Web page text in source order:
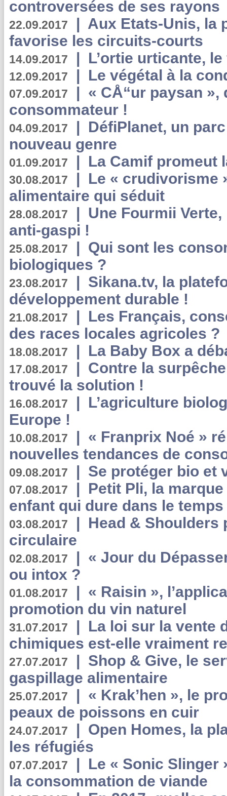
controversées de ses rayons
22.09.2017 | Aux Etats-Unis, la
favorise les circuits-courts
14.09.2017 | L’ortie urticante,
12.09.2017 | Le végétal à la
07.09.2017 | « CÅ“ur paysan
consommateur !
04.09.2017 | DéfiPlanet, un
nouveau genre
01.09.2017 | La Camif promeut
30.08.2017 | Le « crudivorisme
alimentaire qui séduit
28.08.2017 | Une Fourmii
anti-gaspi !
25.08.2017 | Qui sont les
biologiques ?
23.08.2017 | Sikana.tv, la
développement durable !
21.08.2017 | Les Français,
des races locales agricoles ?
18.08.2017 | La Baby Box a
17.08.2017 | Contre la
trouvé la solution !
16.08.2017 | L’agriculture
Europe !
10.08.2017 | « Franprix Noé »
nouvelles tendances de
09.08.2017 | Se protéger bio et
07.08.2017 | Petit Pli, la
enfant qui dure dans le temps
03.08.2017 | Head & Shoulders
circulaire
02.08.2017 | « Jour du
ou intox ?
01.08.2017 | « Raisin »,
promotion du vin naturel
31.07.2017 | La loi sur la vente
chimiques est-elle vraiment
27.07.2017 | Shop & Give, le
gaspillage alimentaire
25.07.2017 | « Krak’hen », le
peaux de poissons en cuir
24.07.2017 | Open Homes, la
les réfugiés
07.07.2017 | Le « Sonic Slinger
la consommation de viande